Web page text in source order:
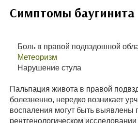
Симптомы баугинита
Боль в правой подвздошной
Метеоризм
Нарушение стула
Пальпация живота в правой
болезненно, нередко возникает
воспаления могут быть выявлены
рентгенологическом